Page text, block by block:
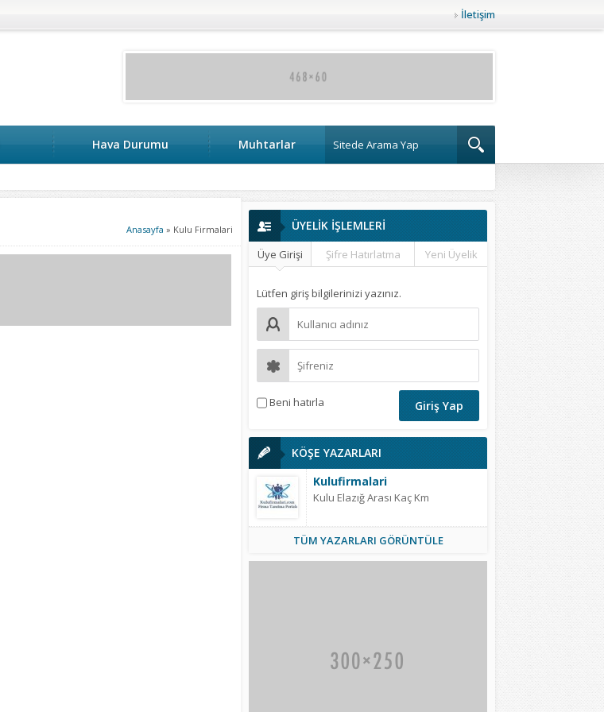
İletişim
Hava Durumu Muhtarlar
Anasayfa » Kulu Firmalari ÜYELİK İŞLEMLERİ
Üye Girişi Şifre Hatırlatma Yeni Üyelik
Lütfen giriş bilgilerinizi yazınız.
Beni hatırla
KÖŞE YAZARLARI
Kulufirmalari
Kulu Elazığ Arası Kaç Km
TÜM YAZARLARI GÖRÜNTÜLE